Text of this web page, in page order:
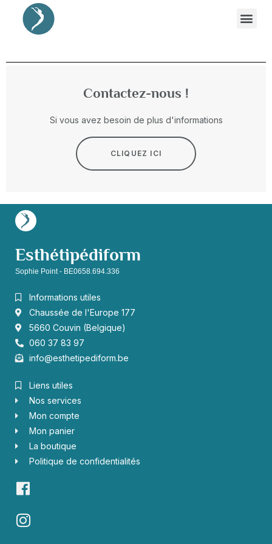
Contactez-nous !
Si vous avez besoin de plus d'informations
CLIQUEZ ICI
Esthétipédiform
Sophie Point - BE0658.694.336
Informations utiles
Chaussée de l'Europe 177
5660 Couvin (Belgique)
060 37 83 97
info@esthetipediform.be
Liens utiles
Nos services
Mon compte
Mon panier
La boutique
Politique de confidentialités